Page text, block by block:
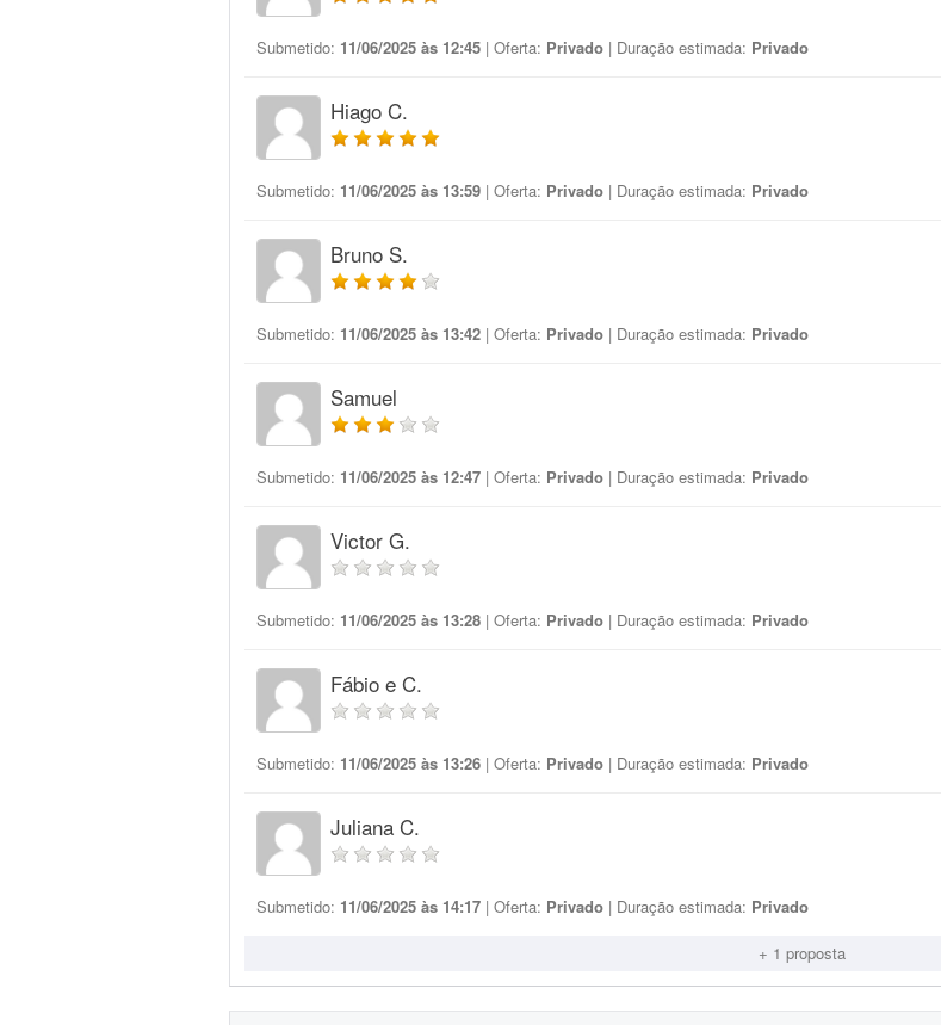
Submetido: 11/06/2025 às 12:45 | Oferta: Privado | Duração estimada: Privado
Hiago C.
Submetido: 11/06/2025 às 13:59 | Oferta: Privado | Duração estimada: Privado
Bruno S.
Submetido: 11/06/2025 às 13:42 | Oferta: Privado | Duração estimada: Privado
Samuel
Submetido: 11/06/2025 às 12:47 | Oferta: Privado | Duração estimada: Privado
Victor G.
Submetido: 11/06/2025 às 13:28 | Oferta: Privado | Duração estimada: Privado
Fábio e C.
Submetido: 11/06/2025 às 13:26 | Oferta: Privado | Duração estimada: Privado
Juliana C.
Submetido: 11/06/2025 às 14:17 | Oferta: Privado | Duração estimada: Privado
+ 1 proposta